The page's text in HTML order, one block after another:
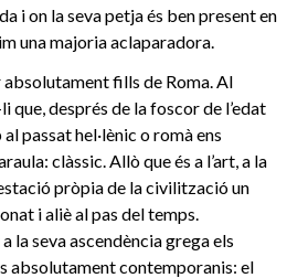
i on la seva petja és ben present en
una majoria aclaparadora.
absolutament fills de Roma. Al
que, després de la foscor de l’edat
passat hel·lènic o romà ens
clàssic. Allò que és a l’art, a la
pròpia de la civilització un
i aliè al pas del temps.
la seva ascendència grega els
absolutament contemporanis: el